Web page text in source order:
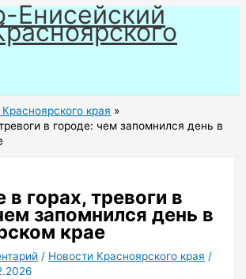
Енисейский
края
в городе: чем запомнился день в
в горах, тревоги в
запомнился день в
крае
/ Новости Красноярского края /